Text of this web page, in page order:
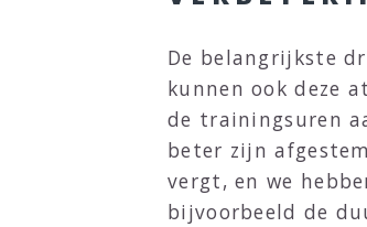
De belangrijkste
kunnen ook deze
de trainingsuren
beter zijn
vergt, en we
bijvoorbeeld de